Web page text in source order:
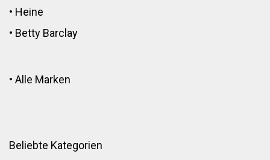
• Heine
• Betty Barclay
• Alle Marken
Beliebte Kategorien